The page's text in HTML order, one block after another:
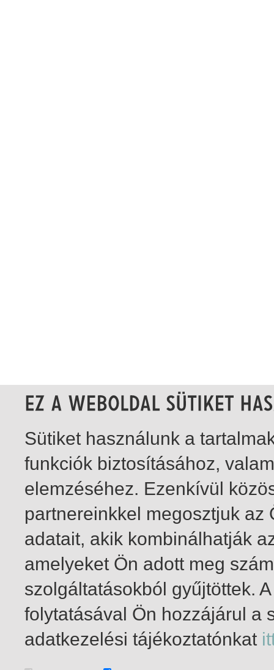
1-9 / insgesamt 9 Treffer
Sütiket használunk a
funkciók biztosításához,
elemzéséhez. Ezenkívül
partnereinkkel megosztjuk
adatait, akik kombinálhatják
amelyeket Ön adott meg
szolgáltatásokból gyűjtöttek.
folytatásával Ön hozzájárul a
adatkezelési tájékoztatónkat